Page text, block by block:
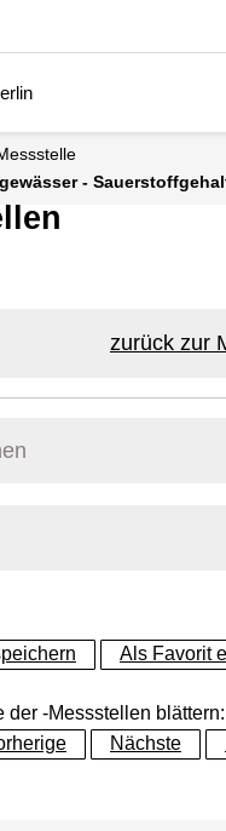
Messstelle
-
zurück zur
Als Favorit
der -Messstellen blättern:
Nächste